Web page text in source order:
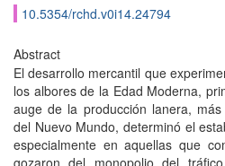
10.5354/rchd.v0i14.24794
Abstract
El desarrollo mercantil que
los albores de la Edad Moderna,
auge de la producción lanera,
del Nuevo Mundo, determinó el
especialmente en aquellas que
gozaron del monopolio del